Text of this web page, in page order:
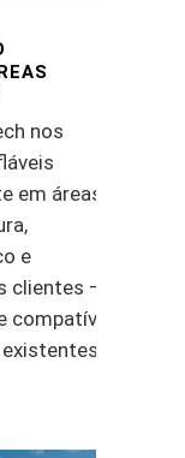
nos
em áreas
e
clientes —